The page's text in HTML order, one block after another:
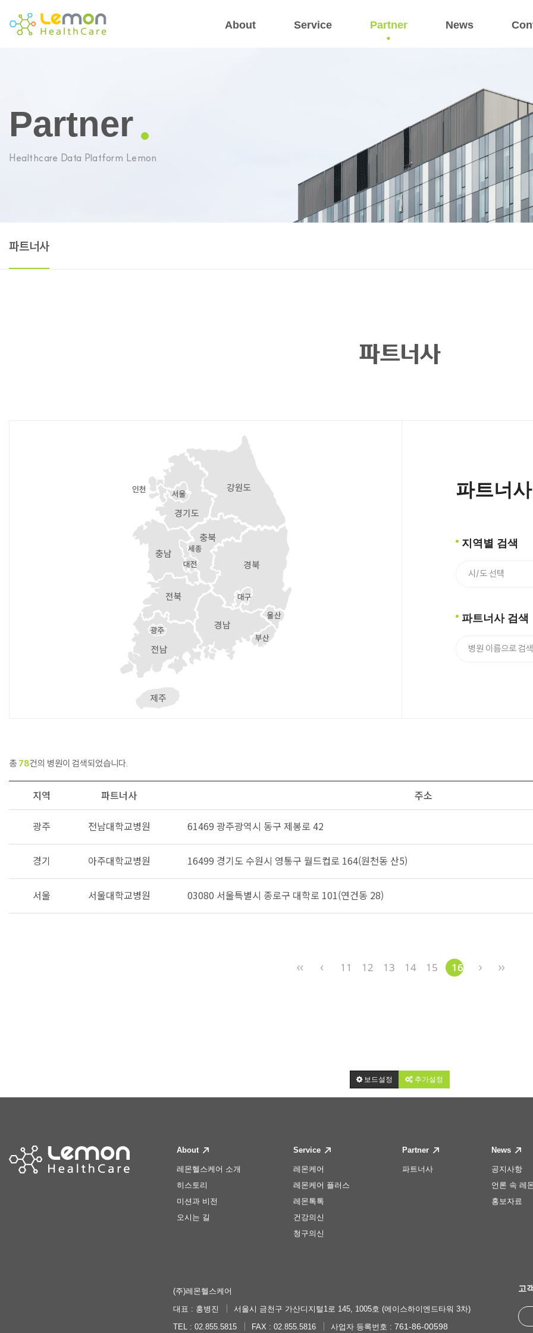
About Service Partner News
Partner
Healthcare Data Platform Lemon
파트너사
파트너사
파트너
지역별 검색
파트너사 검색
총 78건의 병원이 검색되었습니다.
지역 파트너사 주소
광주 전남대학교병원 61469 광주광역시 동구 제봉로 42
경기 아주대학교병원 16499 경기도 수원시 영통구 월드컵로 164(원천동 산5)
서울 서울대학교병원 03080 서울특별시 종로구 대학로 101(연건동 28)
11 12 13 14 15 16
보드설정 추가설정
About
레몬헬스케어 소개
히스토리
미션과 비전
오시는 길
Service
레몬케어
레몬케어 플러스
레몬톡톡
건강의신
청구의신
Partner
파트너사
News
공지사항
언론 속 레
홍보자료
(주)레몬헬스케어
대표 : 홍병진
서울시 금천구 가산디지털1로 145, 1005호 (에이스하이엔드타워 3차)
TEL : 02.855.5815
FAX : 02.855.5816 사업자 등록번호 : 761-86-00598
고